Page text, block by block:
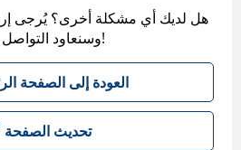
هل لديك أي مشكلة أخرى؟ يُرجى
وسنعاود التواصل معك. شكرًا على صبرك!
العودة إلى الصفحة
تحديث الصفحة